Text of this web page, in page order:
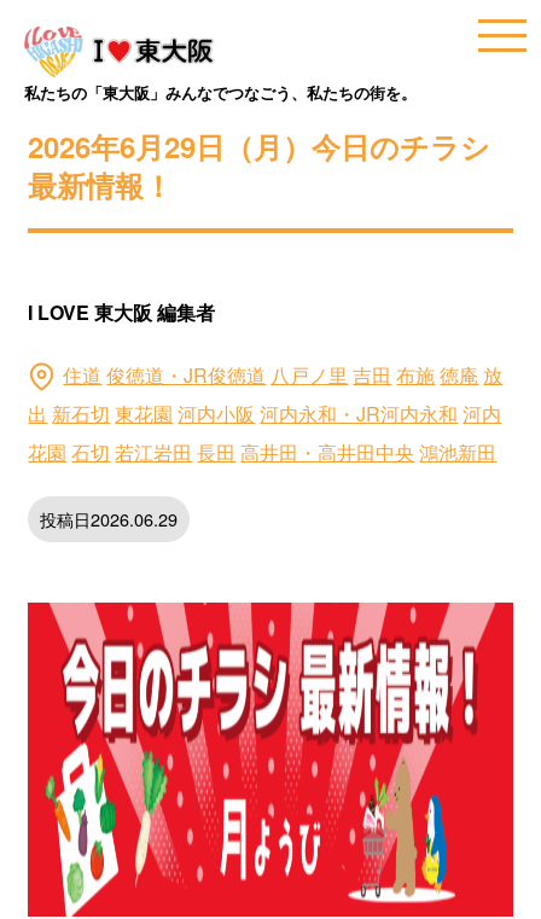
私たちの「東大阪」みんなでつなごう、私たちの街を。
2026年6月29日（月）今日のチラシ
最新情報！
I LOVE 東大阪 編集者
住道 俊徳道・JR俊徳道 八戸ノ里 吉田 布施徳庵 放
出 新石切 東花園 河内小阪 河内永和・JR河内永和 河内
花園 石切 若江岩田 長田 高井田・高井田中央 鴻池新田
投稿日2026.06.29